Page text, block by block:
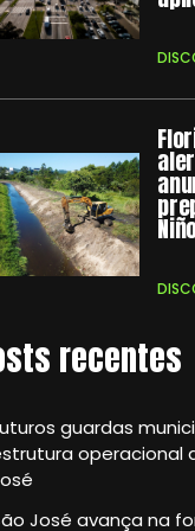
recentes
guardas
operacional
José avança na